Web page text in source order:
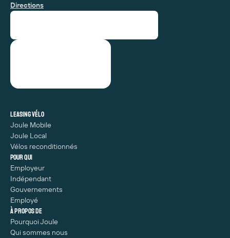
Directions
Leasing vélo
Joule Mobile
Joule Local
Vélos reconditionnés
Pour qui
Employeur
Indépendant
Gouvernements
Employé
À propos de
Pourquoi Joule
Qui sommes nous